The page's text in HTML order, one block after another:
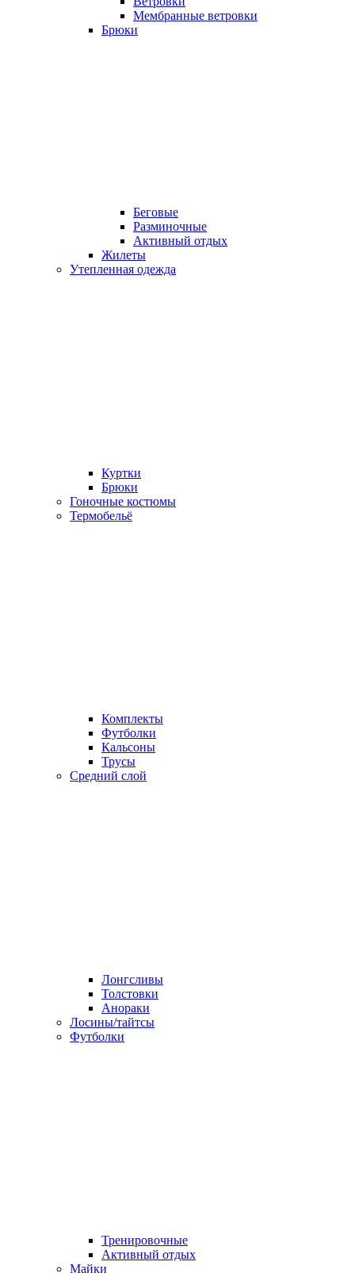
Мембранные ветровки
Брюки
Беговые
Разминочные
Активный отдых
Жилеты
Утепленная одежда
Куртки
Брюки
Гоночные костюмы
Термобельё
Комплекты
Футболки
Кальсоны
Трусы
Средний слой
Лонгсливы
Толстовки
Анораки
Лосины/тайтсы
Футболки
Тренировочные
Активный отдых
Майки